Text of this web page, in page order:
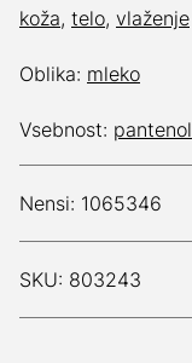
koža, telo, vlaženje
Oblika: mleko
Vsebnost: pantenol
Nensi: 1065346
SKU: 803243